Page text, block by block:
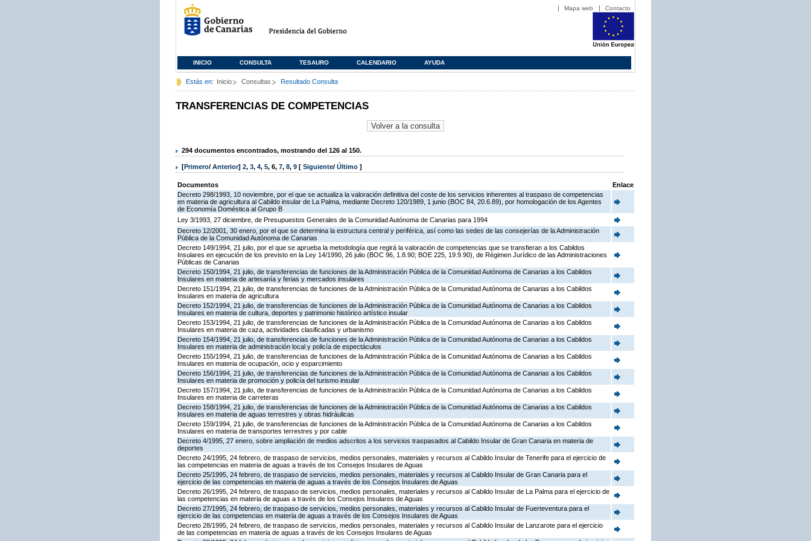
Mapa web Contacto
INICIO CONSULTA TESAURO CALENDARIO AYUDA
Estás en: Inicio Consultas Resultado Consulta
TRANSFERENCIAS DE COMPETENCIAS
294 documentos encontrados, mostrando del 126 al 150.
[Primero/ Anterior] 2, 3, 4, 5, 6, 7, 8, 9 [ Siguiente/ Último ]
Documentos
Enlace
Decreto 298/1993, 10 noviembre, por el que se actualiza la valoración definitiva del coste de los servicios inherentes al traspaso de competencias
en materia de agricultura al Cabildo insular de La Palma, mediante Decreto 120/1989, 1 junio (BOC 84, 20.6.89), por homologación de los Agentes
de Economía Doméstica al Grupo B
Ley 3/1993, 27 diciembre, de Presupuestos Generales de la Comunidad Autónoma de Canarias para 1994
Decreto 12/2001, 30 enero, por el que se determina la estructura central y periférica, así como las sedes de las consejerías de la Administración
Pública de la Comunidad Autónoma de Canarias
Decreto 149/1994, 21 julio, por el que se aprueba la metodología que regirá la valoración de competencias que se transfieran a los Cabildos
Insulares en ejecución de los previsto en la Ley 14/1990, 26 julio (BOC 96, 1.8.90; BOE 225, 19.9.90), de Régimen Jurídico de las Administraciones
Públicas de Canarias
Decreto 150/1994, 21 julio, de transferencias de funciones de la Administración Pública de la Comunidad Autónoma de Canarias a los Cabildos
Insulares en materia de artesanía y ferias y mercados insulares
Decreto 151/1994, 21 julio, de transferencias de funciones de la Administración Pública de la Comunidad Autónoma de Canarias a los Cabildos
Insulares en materia de agricultura
Decreto 152/1994, 21 julio, de transferencias de funciones de la Administración Pública de la Comunidad Autónoma de Canarias a los Cabildos
Insulares en materia de cultura, deportes y patrimonio histórico artístico insular
Decreto 153/1994, 21 julio, de transferencias de funciones de la Administración Pública de la Comunidad Autónoma de Canarias a los Cabildos
Insulares en materia de caza, actividades clasificadas y urbanismo
Decreto 154/1994, 21 julio, de transferencias de funciones de la Administración Pública de la Comunidad Autónoma de Canarias a los Cabildos
Insulares en materia de administración local y policía de espectáculos
Decreto 155/1994, 21 julio, de transferencias de funciones de la Administración Pública de la Comunidad Autónoma de Canarias a los Cabildos
Insulares en materia de ocupación, ocio y esparcimiento
Decreto 156/1994, 21 julio, de transferencias de funciones de la Administración Pública de la Comunidad Autónoma de Canarias a los Cabildos
Insulares en materia de promoción y policía del turismo insular
Decreto 157/1994, 21 julio, de transferencias de funciones de la Administración Pública de la Comunidad Autónoma de Canarias a los Cabildos
Insulares en materia de carreteras
Decreto 158/1994, 21 julio, de transferencias de funciones de la Administración Pública de la Comunidad Autónoma de Canarias a los Cabildos
Insulares en materia de aguas terrestres y obras hidráulicas
Decreto 159/1994, 21 julio, de transferencias de funciones de la Administración Pública de la Comunidad Autónoma de Canarias a los Cabildos
Insulares en materia de transportes terrestres y por cable
Decreto 4/1995, 27 enero, sobre ampliación de medios adscritos a los servicios traspasados al Cabildo Insular de Gran Canaria en materia de
deportes
Decreto 24/1995, 24 febrero, de traspaso de servicios, medios personales, materiales y recursos al Cabildo Insular de Tenerife para el ejercicio de
las competencias en materia de aguas a través de los Consejos Insulares de Aguas
Decreto 25/1995, 24 febrero, de traspaso de servicios, medios personales, materiales y recursos al Cabildo Insular de Gran Canaria para el
ejercicio de las competencias en materia de aguas a través de los Consejos Insulares de Aguas
Decreto 26/1995, 24 febrero, de traspaso de servicios, medios personales, materiales y recursos al Cabildo Insular de La Palma para el ejercicio de
las competencias en materia de aguas a través de los Consejos Insulares de Aguas
Decreto 27/1995, 24 febrero, de traspaso de servicios, medios personales, materiales y recursos al Cabildo Insular de Fuerteventura para el
ejercicio de las competencias en materia de aguas a través de los Consejos Insulares de Aguas
Decreto 28/1995, 24 febrero, de traspaso de servicios, medios personales, materiales y recursos al Cabildo Insular de Lanzarote para el ejercicio
de las competencias en materia de aguas a través de los Consejos Insulares de Aguas